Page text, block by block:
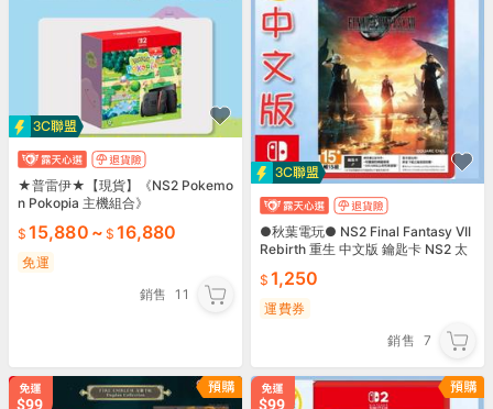
★普雷伊★【現貨】《NS2 Pokemo
n Pokopia 主機組合》
15,880 ~ 16,880
免運
銷售 11
●秋葉電玩● NS2 Final Fantasy VII
Rebirth 重生 中文版 鑰匙卡 NS2 太
1,250
運費券
銷售 7